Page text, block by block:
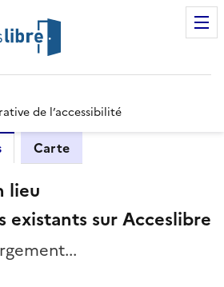
de l’accessibilité
Carte
lieu
existants sur Acceslibre